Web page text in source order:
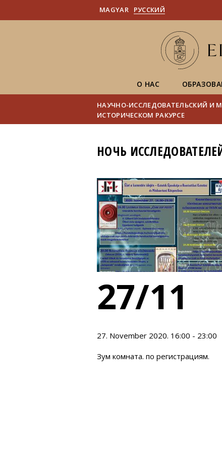
MAGYAR PУССКИЙ
О НАС
НАУЧНО-ИССЛЕДОВАТЕЛЬСКИЙ И
ИСТОРИЧЕСКОМ РАКУРСЕ
НОЧЬ
27/11
27. November 2020. 16:00 - 23:00
Зум комната. по регистрациям.